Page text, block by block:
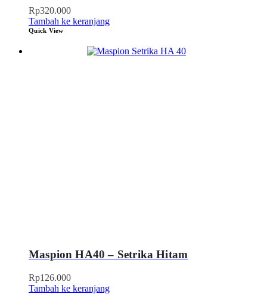
Rp320.000
Tambah ke keranjang
Quick View
Maspion HA40 – Setrika Hitam
Rp126.000
Tambah ke keranjang